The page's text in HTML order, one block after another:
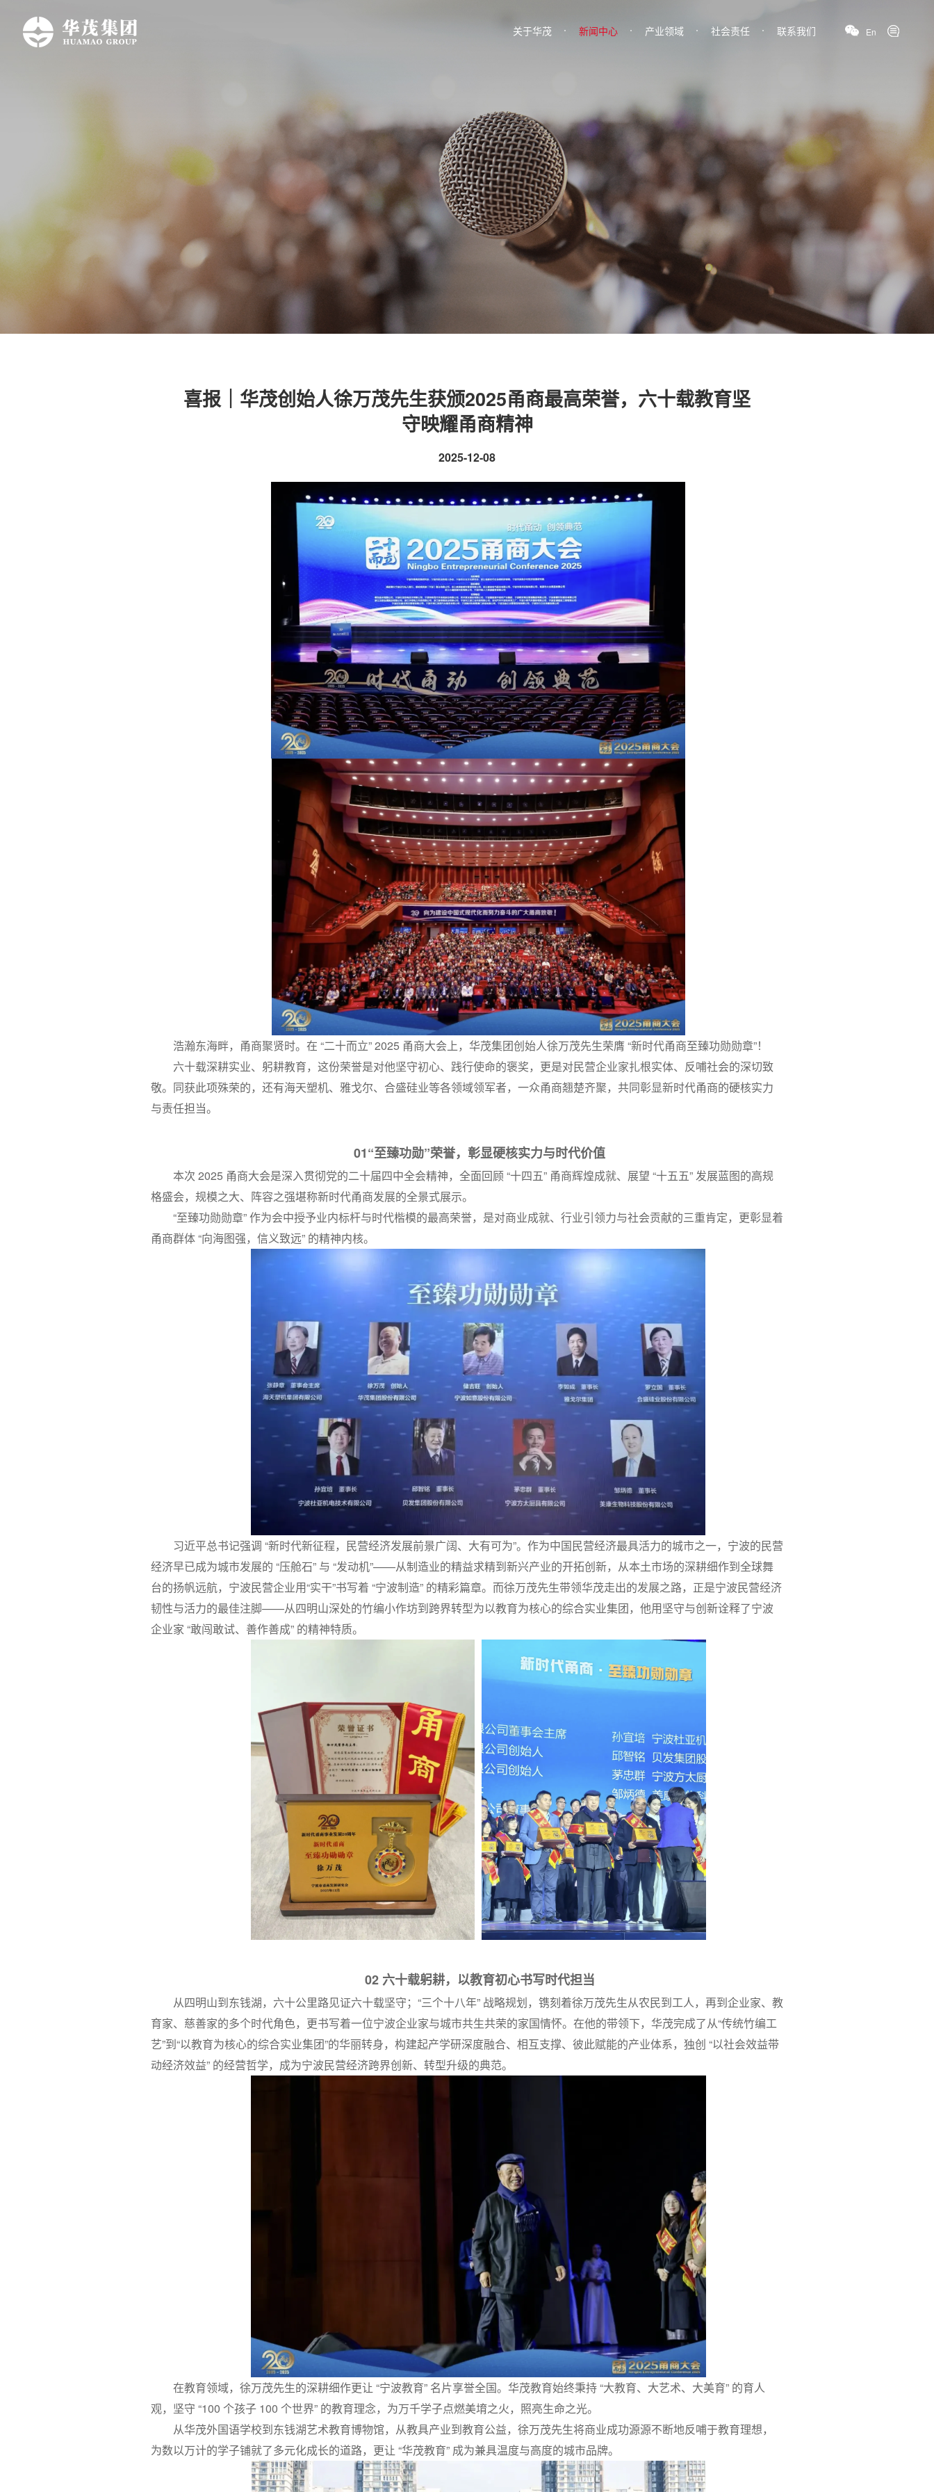
关于华茂 新闻中心 产业领域 社会责任 联系我们 En
喜报｜华茂创始人徐万茂先生获颁2025甬商最高荣誉，六十载教育坚
守映耀甬商精神
2025-12-08
浩瀚东海畔，甬商聚贤时。在 “二十而立” 2025 甬商大会上，华茂集团创始人徐万茂先生荣膺 “新时代甬商至臻功勋勋章”！
六十载深耕实业、躬耕教育，这份荣誉是对他坚守初心、践行使命的褒奖，更是对民营企业家扎根实体、反哺社会的深切致
敬。同获此项殊荣的，还有海天塑机、雅戈尔、合盛硅业等各领域领军者，一众甬商翘楚齐聚，共同彰显新时代甬商的硬核实力
与责任担当。
01“至臻功勋”荣誉，彰显硬核实力与时代价值
本次 2025 甬商大会是深入贯彻党的二十届四中全会精神，全面回顾 “十四五” 甬商辉煌成就、展望 “十五五” 发展蓝图的高规
格盛会，规模之大、阵容之强堪称新时代甬商发展的全景式展示。
“至臻功勋勋章” 作为会中授予业内标杆与时代楷模的最高荣誉，是对商业成就、行业引领力与社会贡献的三重肯定，更彰显着
甬商群体 “向海图强，信义致远” 的精神内核。
习近平总书记强调 “新时代新征程，民营经济发展前景广阔、大有可为”。作为中国民营经济最具活力的城市之一，宁波的民营
经济早已成为城市发展的 “压舱石” 与 “发动机”——从制造业的精益求精到新兴产业的开拓创新，从本土市场的深耕细作到全球舞
台的扬帆远航，宁波民营企业用“实干”书写着 “宁波制造” 的精彩篇章。而徐万茂先生带领华茂走出的发展之路，正是宁波民营经济
韧性与活力的最佳注脚——从四明山深处的竹编小作坊到跨界转型为以教育为核心的综合实业集团，他用坚守与创新诠释了宁波
企业家 “敢闯敢试、善作善成” 的精神特质。
02 六十载躬耕，以教育初心书写时代担当
从四明山到东钱湖，六十公里路见证六十载坚守；“三个十八年” 战略规划，镌刻着徐万茂先生从农民到工人，再到企业家、教
育家、慈善家的多个时代角色，更书写着一位宁波企业家与城市共生共荣的家国情怀。在他的带领下，华茂完成了从“传统竹编工
艺”到“以教育为核心的综合实业集团”的华丽转身，构建起产学研深度融合、相互支撑、彼此赋能的产业体系，独创 “以社会效益带
动经济效益” 的经营哲学，成为宁波民营经济跨界创新、转型升级的典范。
在教育领域，徐万茂先生的深耕细作更让 “宁波教育” 名片享誉全国。华茂教育始终秉持 “大教育、大艺术、大美育” 的育人
观，坚守 “100 个孩子 100 个世界” 的教育理念，为万千学子点燃美堉之火，照亮生命之光。
从华茂外国语学校到东钱湖艺术教育博物馆，从教具产业到教育公益，徐万茂先生将商业成功源源不断地反哺于教育理想，
为数以万计的学子铺就了多元化成长的道路，更让 “华茂教育” 成为兼具温度与高度的城市品牌。